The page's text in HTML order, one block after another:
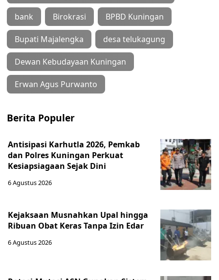
bank Birokrasi BPBD Kuningan
Bupati Majalengka desa telukagung
Dewan Kebudayaan Kuningan
Erwan Agus Purwanto
Berita Populer
Antisipasi Karhutla 2026, Pemkab
dan Polres Kuningan Perkuat
Kesiapsiagaan Sejak Dini
6 Agustus 2026
Kejaksaan Musnahkan Upal hingga
Ribuan Obat Keras Tanpa Izin Edar
6 Agustus 2026